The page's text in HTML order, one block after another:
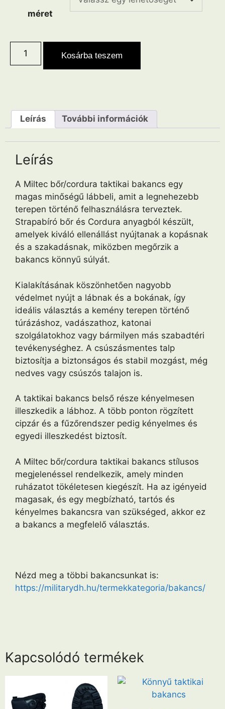
méret
Kosárba teszem
Leírás További információk
Leírás
A Miltec bőr/cordura taktikai bakancs egy
magas minőségű lábbeli, amit a legnehezebb
terepen történő felhasználásra terveztek.
Strapabíró bőr és Cordura anyagból készült,
amelyek kiváló ellenállást nyújtanak a kopásnak
és a szakadásnak, miközben megőrzik a
bakancs könnyű súlyát.
Kialakításának köszönhetően nagyobb
védelmet nyújt a lábnak és a bokának, így
ideális választás a kemény terepen történő
túrázáshoz, vadászathoz, katonai
szolgálatokhoz vagy bármilyen más szabadtéri
tevékenységhez. A csúszásmentes talp
biztosítja a biztonságos és stabil mozgást, még
nedves vagy csúszós talajon is.
A taktikai bakancs belső része kényelmesen
illeszkedik a lábhoz. A több ponton rögzített
cipzár és a fűzőrendszer pedig kényelmes és
egyedi illeszkedést biztosít.
A Miltec bőr/cordura taktikai bakancs stílusos
megjelenéssel rendelkezik, amely minden
ruházatot tökéletesen kiegészít. Ha az igényeid
magasak, és egy megbízható, tartós és
kényelmes bakancsra van szükséged, akkor ez
a bakancs a megfelelő választás.
Nézd meg a többi bakancsunkat is:
https://militarydh.hu/termekkategoria/bakancs/
Kapcsolódó termékek